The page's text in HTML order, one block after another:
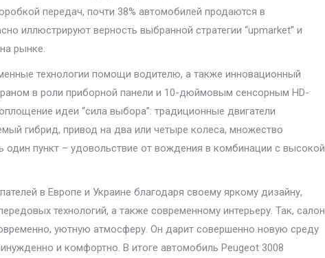
передач, почти 38% автомобилей продаются в
иллюстрируют верность выбранной стратегии “upmarket” и
рынке.
технологии помощи водителю, а также инновационный
в роли приборной панели и 10-дюймовым сенсорным HD-
идеи “сила выбора”: традиционные двигатели
гибрид, привод на два или четыре колеса, множество
пункт – удовольствие от вождения в комбинации с высокой
в Европе и Украине благодаря своему яркому дизайну,
технологий, а также современному интерьеру. Так, салон
уютную атмосферу. Он дарит совершенно новую среду
и комфортно. В итоге автомобиль Peugeot 3008